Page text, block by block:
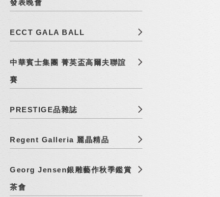
發表晚會
ECCT GALA BALL
中華賓士集團 菁英盃高爾夫聯誼
賽
PRESTIGE品雜誌
Regent Galleria 麗晶精品
Georg Jensen銀雕藝作秋季鑑賞
茶會